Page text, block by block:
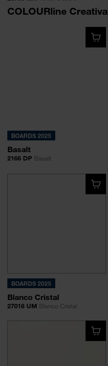
COLOURline Creativa
BOARDS 2025
Basalt
2166 DP Basalt
BOARDS 2025
Blanco Cristal
27018 UM Blanco Cristal